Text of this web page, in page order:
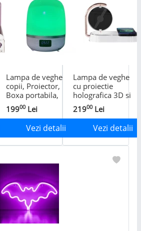
Lampa de veghe
copii, Proiector,
Boxa portabila,
Ceas, Alarma,
Radio
19900Lei
Vezi detalii
Lampa de veghe
cu proiectie
holografica 3D si
incarcare
wireless 10 W, 3
iluminare
21900Lei
Vezi detalii